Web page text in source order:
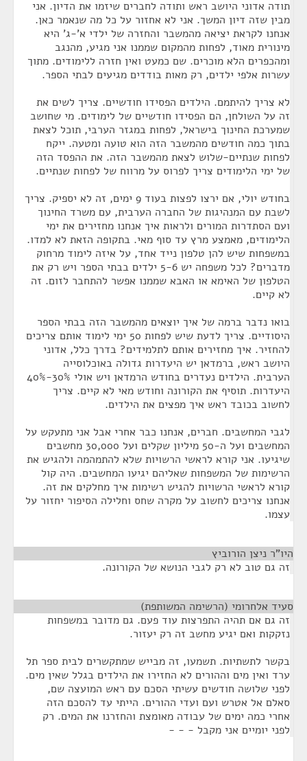
תודה אדוני היושב ראש ותודה לחברים שיזמו את הדיון. אני
מבין שזה דיון המשך. אני לא אחזור על כל מה שנאמר כאן.
אנחנו לקראת יציאה מהמשבר והחזרה של ילדי א'-ג' היא
מינורית מאוד, לפחות מהמקום שממנו אני מגיע, מהנגב
ומהכפרים הלא מוכרים. שם כמעט ואין חזרה ללימודים. מתוך
עשרות אלפי ילדים, רק מאות בודדים מגיעים לבתי הספר.
לא צריך להיתמם. הילדים הפסידו חודשיים. צריך לשים את
זה על השולחן, הם הפסידו חודשיים של לימודים. מי שחושב
שמערכת החינוך בישראל, לפחות במגזר הערבי, תוכל לצאת
בתוך כמה חודשים מהמשבר הזה הוא טועה ומטעה. ייקח
לפחות שנתיים-שלוש לצאת מהמשבר הזה. את ההפסד הזה
של ימי הלימודים צריך לפרוס על מרווח של לפחות שנתיים.
בחודש יולי, אם ירצו לפצות בעוד 9 ימים, זה לא יספיק. צריך
לשבת עם המנהיגות של החברה הערבית, עם משרד החינוך
ועם הסתדרות המורים ולראות איך אנחנו מחזירים את ימי
הלימודים, מאמצע מרץ עד סוף מאי. בתקופה הזאת לא למדו.
במשפחות שיש להן טלפון נייד אחד, על איזה לימוד מרחוק
מדברים? לכל משפחה יש 5-6 ילדים בבתי הספר ויש רק את
הטלפון של האימא או האבא שממנו אפשר להתחבר לזום. זה
לא קיים.
בואו נדבר ברמה של איך יוצאים מהמשבר הזה בבתי הספר
היסודיים. צריך לדעת שיש לפחות 50 ימי לימוד אותם צריכים
להחזיר. איך מחזירים אותם לתלמידים? בדרך כלל, אדוני
היושב ראש, ברמדאן יש היעדרות גדולה באוכלוסייה
הערבית. הילדים נעדרים בחודש הרמדאן ויש אולי 30%-40%
היעדרות. תוסיף את הקורונה וחודש מאי לא קיים. צריך
לחשוב בכובד ראש איך מפצים את הילדים.
לגבי המחשבים. חברים, אנחנו כבר אחרי אבל אני מתעקש על
המחשבים ועל ה-50 מיליון שקלים ועל 30,000 מחשבים
שיגיעו. אני קורא לראשי הרשויות שלא להתמהמה ולהגיש את
הרשימות של המשפחות שאליהם יגיעו המחשבים. היה קול
קורא לראשי הרשויות להגיש רשימות איך מחלקים את זה.
אנחנו צריכים לחשוב על מקרה שחס וחלילה הסיפור יחזור על
עצמו.
היו"ר ניצן הורוביץ
זה גם טוב לא רק לגבי הנושא של הקורונה.
סעיד אלחרומי (הרשימה המשותפת)
זה גם אם תהיה התפרצות עוד פעם. גם מדובר במשפחות
נזקקות ואם יגיע מחשב זה רק יעזור.
בקשר לתשתיות. תשמעו, זה מבייש שמתקשרים לבית ספר תל
ערד ואין מים וההורים לא החזירו את הילדים בגלל שאין מים.
לפני שלושה חודשים עשיתי הסכם עם ראש המועצה שם,
סאלם אל אטרש ועם ועדי ההורים. הייתי עד להסכם הזה
אחרי כמה ימים של עבודה מאומצת והחזרנו את המים. רק
לפני יומיים אני מקבל - - -